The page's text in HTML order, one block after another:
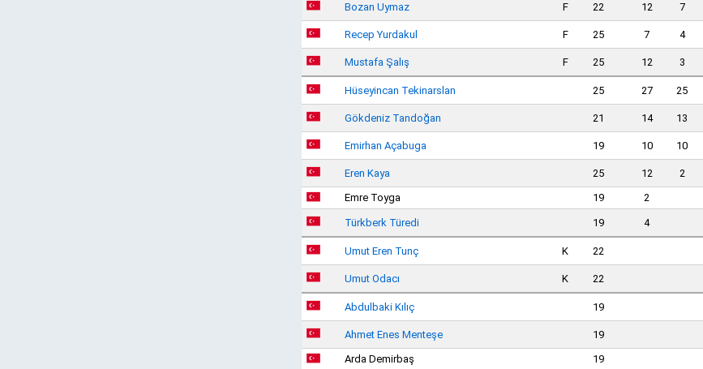
Bozan Uymaz F 22 12 7
Recep Yurdakul F 25 7 4
Mustafa Şalış F 25 12 3
Hüseyincan Tekinarslan 25 27 25
Gökdeniz Tandoğan 21 14 13
Emirhan Açabuga 19 10 10
Eren Kaya 25 12 2
Emre Toyga
19 2
Türkberk Türedi 19 4
Umut Eren Tunç K 22
Umut Odacı K 22
Abdulbaki Kılıç 19
Ahmet Enes Menteşe
19
Arda Demirbaş
19